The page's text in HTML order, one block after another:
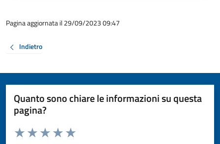
Pagina aggiornata il 29/09/2023 09:47
Indietro
Quanto sono chiare le informazioni su questa
pagina?
Valuta da 1 a 5 stelle la pagina